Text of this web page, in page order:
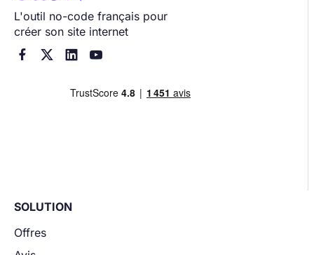
L'outil no-code français pour
créer son site internet
   
SOLUTION
Offres